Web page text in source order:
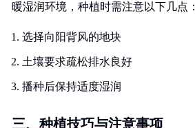
暖湿润环境，种植时需注意以下几点：
选择向阳背风的地块
土壤要求疏松排水良好
播种后保持适度湿润
三、种植技巧与注意事项